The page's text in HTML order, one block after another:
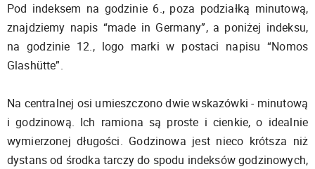
Pod indeksem na godzinie 6., poza podziałką minutową,
znajdziemy napis “made in Germany”, a poniżej indeksu,
na godzinie 12., logo marki w postaci napisu “Nomos
Glashütte”.
Na centralnej osi umieszczono dwie wskazówki - minutową
i godzinową. Ich ramiona są proste i cienkie, o idealnie
wymierzonej długości. Godzinowa jest nieco krótsza niż
dystans od środka tarczy do spodu indeksów godzinowych,